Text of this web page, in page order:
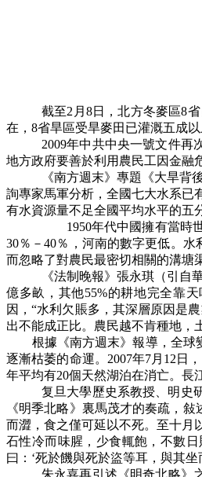
截至2月8日，北方冬麥區8
在，8省旱區受旱麥田已灌溉五成以
2009年中共中央一號文件再
地方政府要善於利用農民工因金融
《南方週末》專題
《大旱背
詢專家馬軍分析，全國七大水系已
有水資源量不足全國平均水平的五
1950年代中國擁有當時世
30％－40％，河南的數字更低。
而忽略了對農民最密切相關的溝塘
《法制晚報》張永琪（引自
億多畝，其他55%的耕地完全靠
因，“水利欠賬多，其深層原因是
出不能成正比。農民越不肯種地，
根據《南方週末》報導，全球變
逐漸枯萎的命運。2007年7月12日
年平均有20個天然湖泊在消亡。長
复旦大學歷史系教授、明史
《明季北略》裏馬茂才的奏疏，
而澀，食之僅可延以不死。至十月
石性冷而味腥，少食輒飽，不數
曰：‘死於饑與死於盜等耳，與其
朱永嘉再引述《明奇北略》